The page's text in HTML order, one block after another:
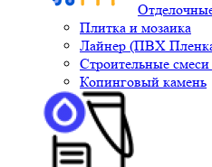
Плитка и мозаика
Лайнер (ПВХ
Строительные смеси
Копинговый камень